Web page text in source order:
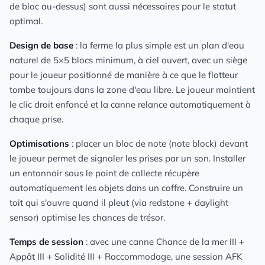
de bloc au-dessus) sont aussi nécessaires pour le statut
optimal.
Design de base : la ferme la plus simple est un plan d'eau
naturel de 5×5 blocs minimum, à ciel ouvert, avec un siège
pour le joueur positionné de manière à ce que le flotteur
tombe toujours dans la zone d'eau libre. Le joueur maintient
le clic droit enfoncé et la canne relance automatiquement à
chaque prise.
Optimisations : placer un bloc de note (note block) devant
le joueur permet de signaler les prises par un son. Installer
un entonnoir sous le point de collecte récupère
automatiquement les objets dans un coffre. Construire un
toit qui s'ouvre quand il pleut (via redstone + daylight
sensor) optimise les chances de trésor.
Temps de session : avec une canne Chance de la mer III +
Appât III + Solidité III + Raccommodage, une session AFK